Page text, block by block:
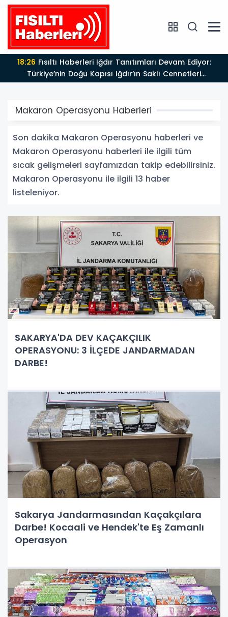
18:26
Türkiye’nin Doğu Kapısı Iğdır’ın Saklı Cennetleri
Keşfedilmeyi Bekliyor
Makaron Operasyonu Haberleri
Son dakika Makaron Operasyonu haberleri ve
Makaron Operasyonu haberleri ile ilgili tüm
sıcak gelişmeleri sayfamızdan takip edebilirsiniz.
Makaron Operasyonu ile ilgili 13 haber
listeleniyor.
SAKARYA'DA DEV KAÇAKÇILIK
OPERASYONU: 3 İLÇEDE JANDARMADAN
DARBE!
Sakarya Jandarmasından Kaçakçılara
Darbe! Kocaali ve Hendek'te Eş Zamanlı
Operasyon